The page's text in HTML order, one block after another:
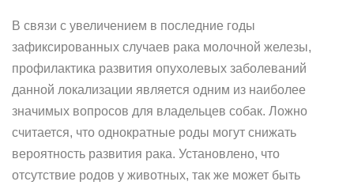
В связи с увеличением в последние годы
зафиксированных случаев рака молочной железы,
профилактика развития опухолевых заболеваний
данной локализации является одним из наиболее
значимых вопросов для владельцев собак. Ложно
считается, что однократные роды могут снижать
вероятность развития рака. Установлено, что
отсутствие родов у животных, так же может быть